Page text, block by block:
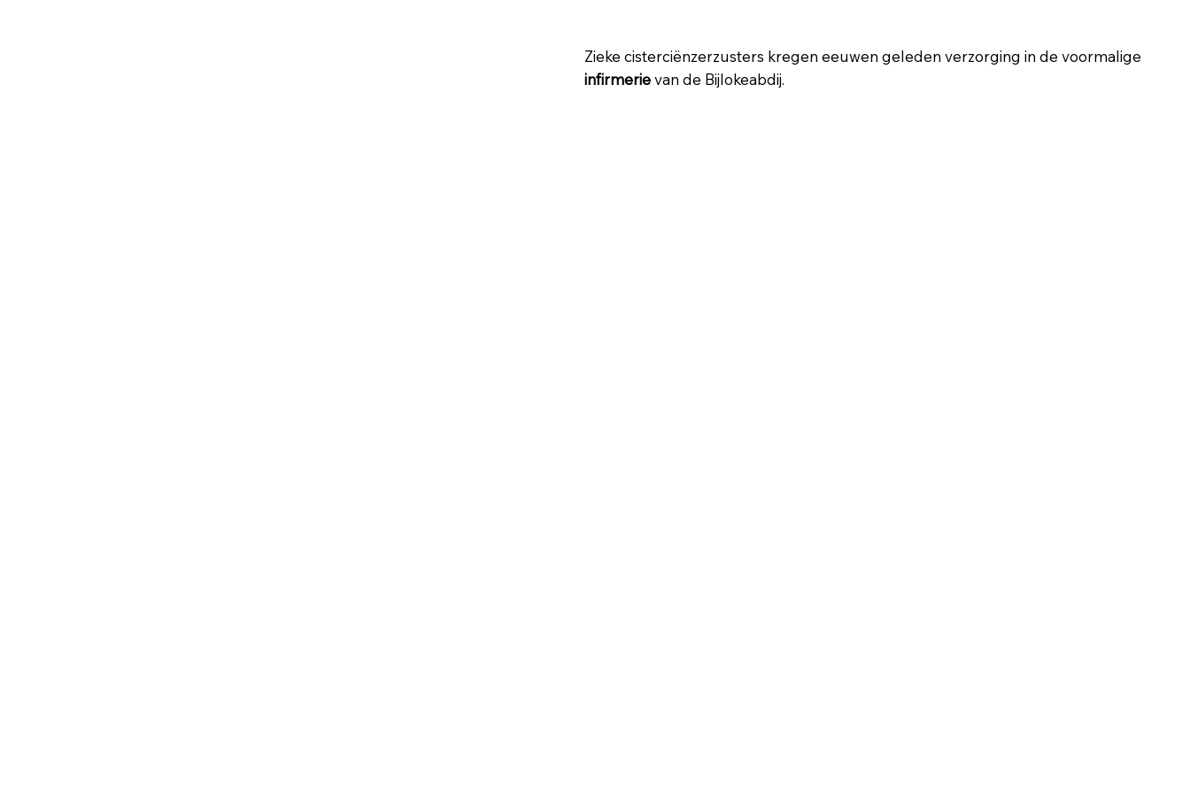
Zieke cisterciënzerzusters kregen eeuwen geleden verzorging in de voormalige
infirmerievan de Bijlokeabdij.